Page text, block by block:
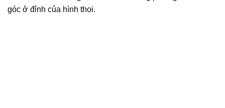
góc ở đỉnh của hình thoi.